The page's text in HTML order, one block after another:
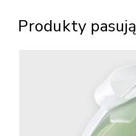
Produkty